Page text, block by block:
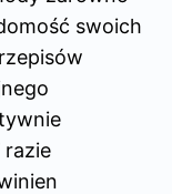
swoich
razie